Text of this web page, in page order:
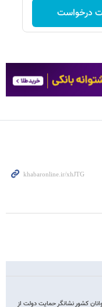
درخواست
کشور نشانگر حمایت دولت از